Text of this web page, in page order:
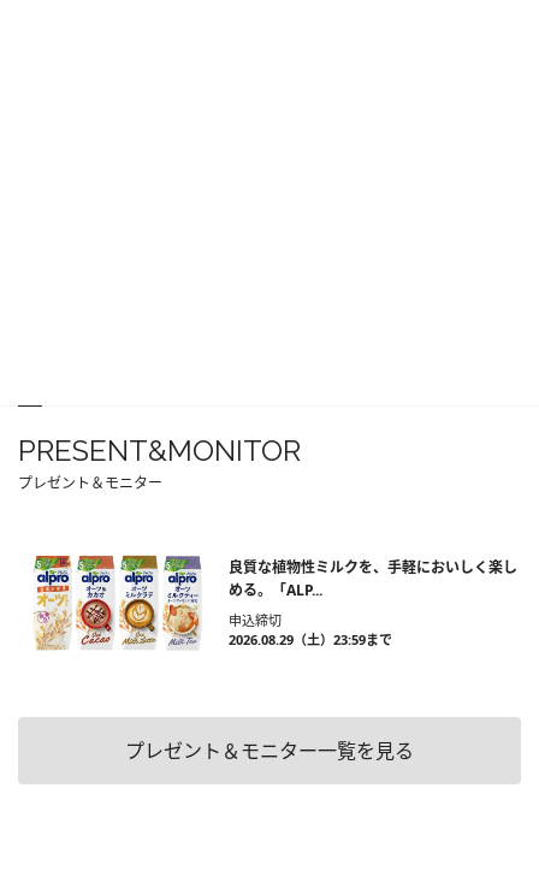
PRESENT&MONITOR
プレゼント＆モニター
良質な植物性ミルクを、手軽においしく楽し
める。「ALP...
申込締切
2026.08.29（土）23:59まで
プレゼント＆モニター一覧を見る